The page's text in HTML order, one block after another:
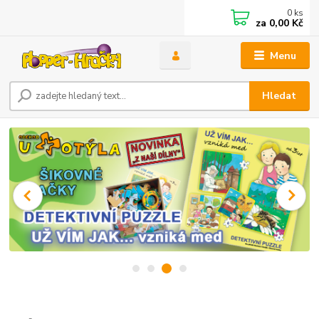
Menu
Hledat
0 ks
za 0,00 Kč